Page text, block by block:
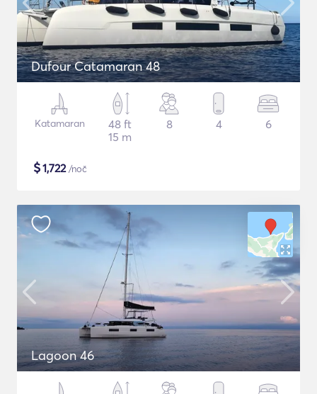
Dufour Catamaran 48
Katamaran
48 ft
15 m
8 4 6
$1,722/noč
Lagoon 46